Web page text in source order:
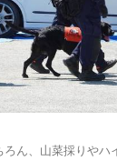
ん、山菜採りやハ